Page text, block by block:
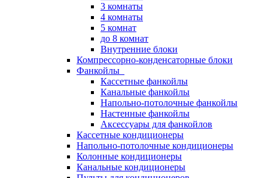
3 комнаты
4 комнаты
5 комнат
до 8 комнат
Внутренние блоки
Компрессорно-конденсаторные блоки
Фанкойлы
Кассетные фанкойлы
Канальные фанкойлы
Напольно-потолочные фанкойлы
Настенные фанкойлы
Аксессуары для фанкойлов
Кассетные кондиционеры
Напольно-потолочные кондиционеры
Колонные кондиционеры
Канальные кондиционеры